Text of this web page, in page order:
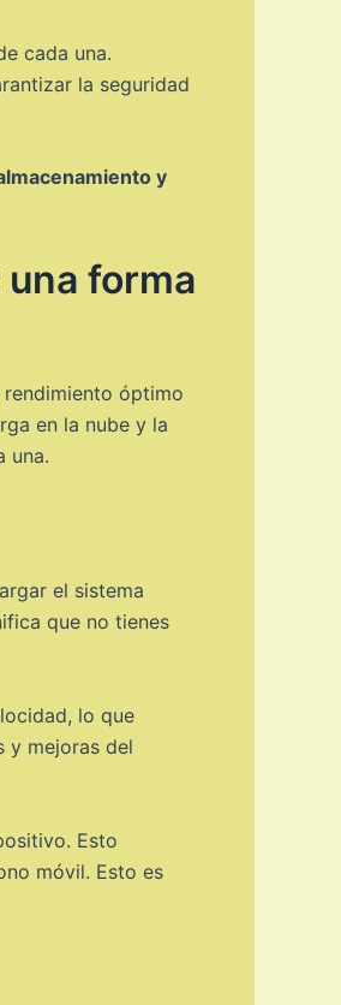
cada una.
la seguridad
y
forma
óptimo
en la nube y la
una.
el sistema
que no tienes
lo que
y mejoras del
Esto
móvil. Esto es